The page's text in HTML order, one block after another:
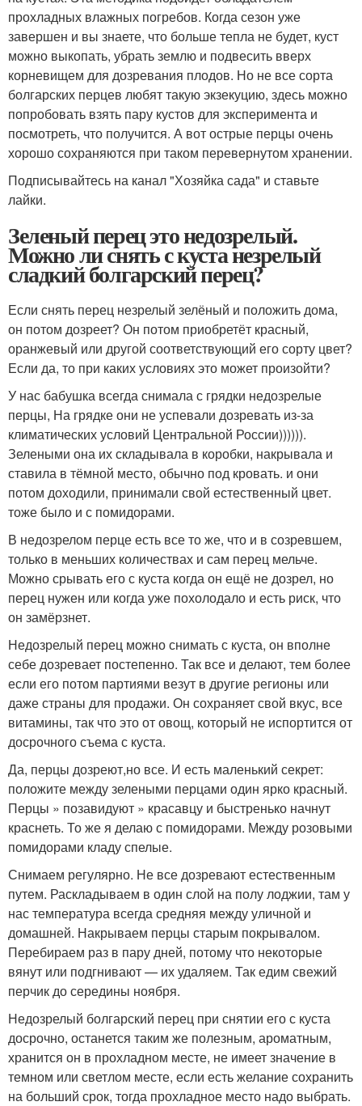
прохладных влажных погребов. Когда сезон уже
завершен и вы знаете, что больше тепла не будет, куст
можно выкопать, убрать землю и подвесить вверх
корневищем для дозревания плодов. Но не все сорта
болгарских перцев любят такую экзекуцию, здесь можно
попробовать взять пару кустов для эксперимента и
посмотреть, что получится. А вот острые перцы очень
хорошо сохраняются при таком перевернутом хранении.
Подписывайтесь на канал "Хозяйка сада" и ставьте
лайки.
Зеленый перец это недозрелый.
Можно ли снять с куста незрелый
сладкий болгарский перец?
Если снять перец незрелый зелёный и положить дома,
он потом дозреет? Он потом приобретёт красный,
оранжевый или другой соответствующий его сорту цвет?
Если да, то при каких условиях это может произойти?
У нас бабушка всегда снимала с грядки недозрелые
перцы, На грядке они не успевали дозревать из-за
климатических условий Центральной России)))))).
Зелеными она их складывала в коробки, накрывала и
ставила в тёмной место, обычно под кровать. и они
потом доходили, принимали свой естественный цвет.
тоже было и с помидорами.
В недозрелом перце есть все то же, что и в созревшем,
только в меньших количествах и сам перец мельче.
Можно срывать его с куста когда он ещё не дозрел, но
перец нужен или когда уже похолодало и есть риск, что
он замёрзнет.
Недозрелый перец можно снимать с куста, он вполне
себе дозревает постепенно. Так все и делают, тем более
если его потом партиями везут в другие регионы или
даже страны для продажи. Он сохраняет свой вкус, все
витамины, так что это от овощ, который не испортится от
досрочного съема с куста.
Да, перцы дозреют,но все. И есть маленький секрет:
положите между зелеными перцами один ярко красный.
Перцы » позавидуют » красавцу и быстренько начнут
краснеть. То же я делаю с помидорами. Между розовыми
помидорами кладу спелые.
Снимаем регулярно. Не все дозревают естественным
путем. Раскладываем в один слой на полу лоджии, там у
нас температура всегда средняя между уличной и
домашней. Накрываем перцы старым покрывалом.
Перебираем раз в пару дней, потому что некоторые
вянут или подгнивают — их удаляем. Так едим свежий
перчик до середины ноября.
Недозрелый болгарский перец при снятии его с куста
досрочно, останется таким же полезным, ароматным,
хранится он в прохладном месте, не имеет значение в
темном или светлом месте, если есть желание сохранить
на больший срок, тогда прохладное место надо выбрать.